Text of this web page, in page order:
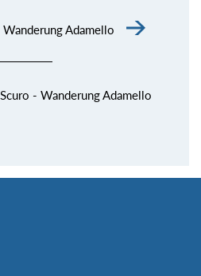
Adamello
- Wanderung Adamello